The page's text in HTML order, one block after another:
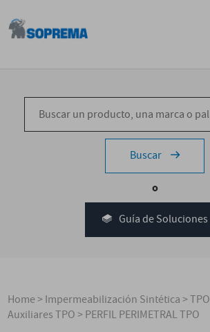
Buscar
o
Guía de Soluciones
Home>Impermeabilización Sintética>TPO
Auxiliares TPO>PERFIL PERIMETRAL TPO